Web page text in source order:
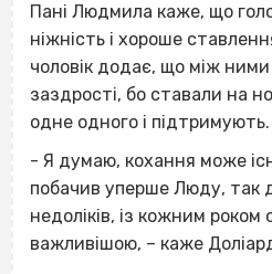
Пані Людмила каже, що
ніжність і хороше
чоловік додає, що між ними
заздрості, бо ставали на
одне одного і підтримують.
- Я думаю, кохання може
побачив уперше Люду, так
недоліків, із кожним
важливішою, – каже